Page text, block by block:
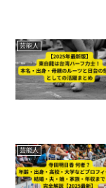
芸能人
芸能人